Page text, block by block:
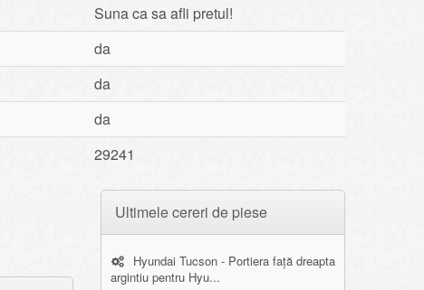
Suna ca sa afli pretul!
da
da
da
29241
Ultimele cereri de piese
Hyundai Tucson - Portiera față dreapta
argintiu pentru Hyu...